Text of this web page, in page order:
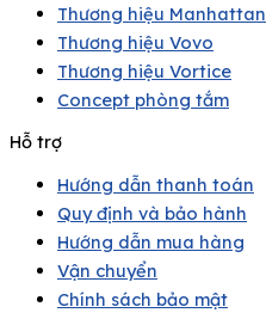
Thương hiệu Manhattan
Thương hiệu Vovo
Thương hiệu Vortice
Concept phòng tắm
Hỗ trợ
Hướng dẫn thanh toán
Quy định và bảo hành
Hướng dẫn mua hàng
Vận chuyển
Chính sách bảo mật